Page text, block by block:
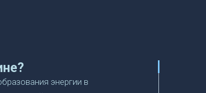
энергии в